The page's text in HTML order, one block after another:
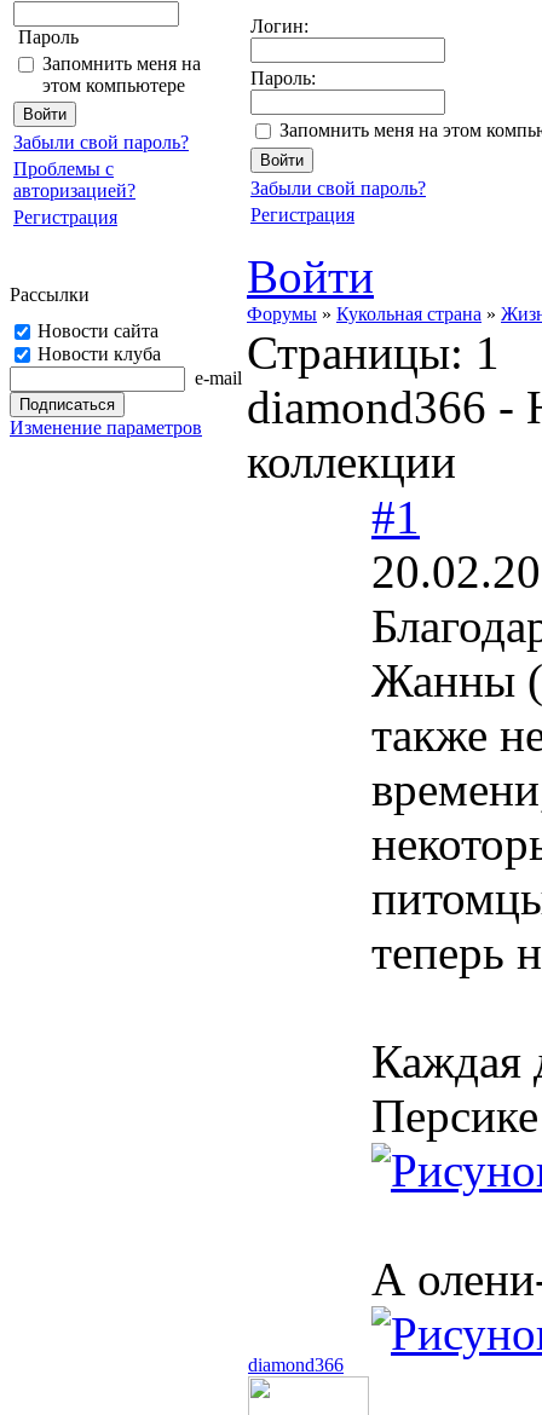
Пароль
Запомнить меня на
этом компьютере
Забыли свой пароль?
Проблемы с
авторизацией?
Регистрация
Рассылки
Новости сайта
Новости клуба
e-mail
Изменение параметров
Логин:
Пароль:
Запомнить меня на этом
Забыли свой пароль?
Регистрация
Войти
Форумы » Кукольная страна »
Страницы: 1
diamond366 -
коллекции
diamond366
#1
Жанны
также
теперь
Каждая
А